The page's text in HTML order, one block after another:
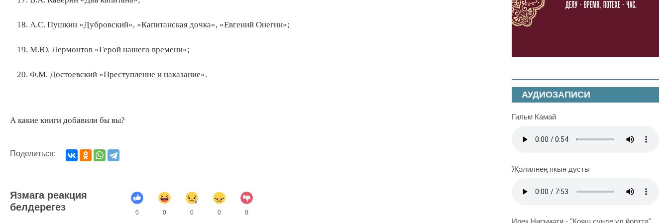
А.С. Пушкин «Дубровский», «Капитанская дочка», «Евгений Онегин»;
М.Ю. Лермонтов «Герой нашего времени»;
Ф.М. Достоевский «Преступление и наказание».
А какие книги добавили бы вы?
Поделиться:
Язмага реакция
белдерегез
0 0 0 0 0
АУДИОЗАПИСИ
Гильм Камай
Җәлилнең якын дусты